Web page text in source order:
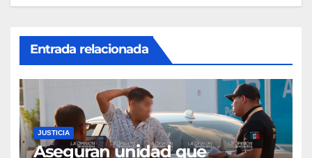
Entrada relacionada
JUSTICIA
Aseguran unidad que